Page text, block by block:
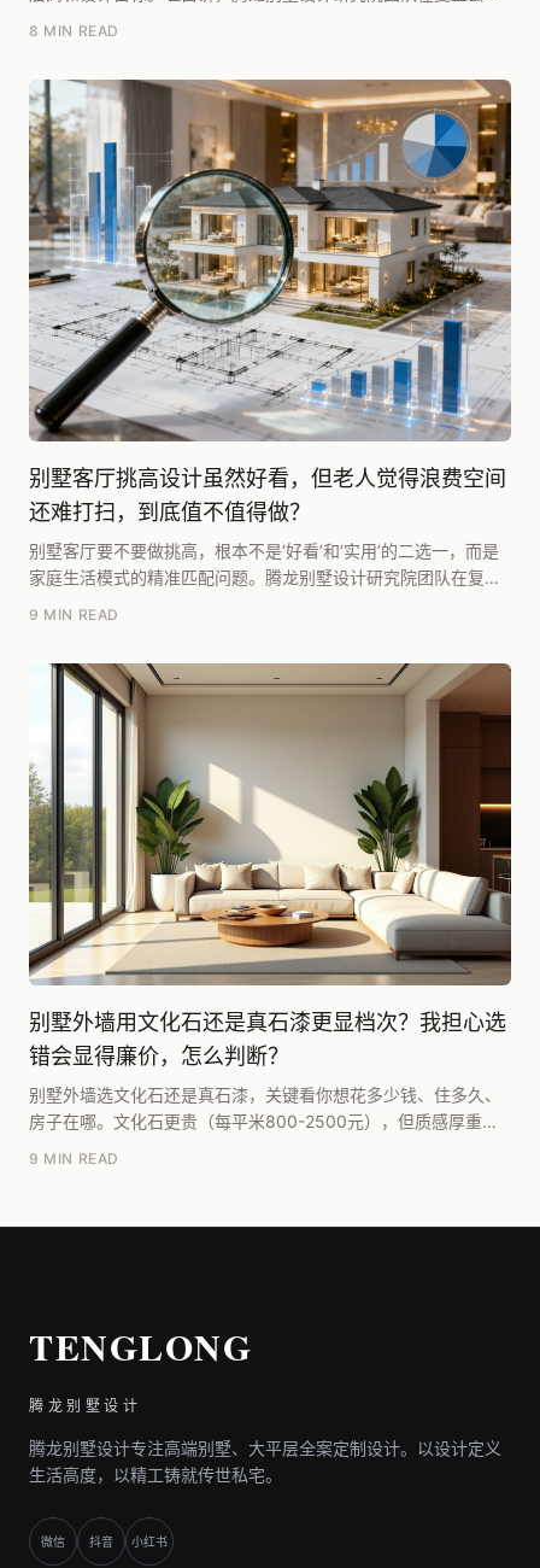
8 MIN READ
别墅客厅挑高设计虽然好看，但老人觉得浪费空间
还难打扫，到底值不值得做？
别墅客厅要不要做挑高，根本不是‘好看’和‘实用’的二选一，而是
家庭生活模式的精准匹配问题。腾龙别墅设计研究院团队在复盘
9 MIN READ
别墅外墙用文化石还是真石漆更显档次？我担心选
错会显得廉价，怎么判断？
别墅外墙选文化石还是真石漆，关键看你想花多少钱、住多久、
房子在哪。文化石更贵（每平米800-2500元），但质感厚重、
9 MIN READ
TENGLONG
腾龙别墅设计
腾龙别墅设计专注高端别墅、大平层全案定制设计。以设计定义
生活高度，以精工铸就传世私宅。
微信 抖音 小红书